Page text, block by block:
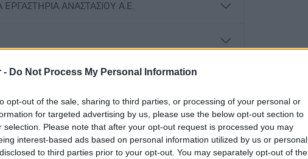
- Do Not Process My Personal Information
opt-out of the sale, sharing to third parties, or processing of your personal or
for targeted advertising by us, please use the below opt-out section to
selection. Please note that after your opt-out request is processed you may
interest-based ads based on personal information utilized by us or personal
to third parties prior to your opt-out. You may separately opt-out of the
ΑΝΑΣΤΑΣΙΟΥ Α.Ε.
ΑΝΝΑ ΜΑΣΤΟΡΑΚΟΥ
ΧΡΗΣΤΙΑΣ ΗΛΙΑΣ